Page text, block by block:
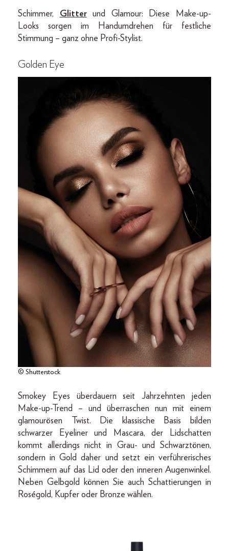
Schimmer, Glitterund Glamour: Diese Make-up-
Looks sorgen im Handumdrehen für festliche
Stimmung – ganz ohne Profi-Stylist.
Golden Eye
© Shutterstock
Smokey Eyes überdauern seit Jahrzehnten jeden
Make-up-Trend – und überraschen nun mit einem
glamourösen Twist. Die klassische Basis bilden
schwarzer Eyeliner und Mascara, der Lidschatten
kommt allerdings nicht in Grau- und Schwarztönen,
sondern in Gold daher und setzt ein verführerisches
Schimmern auf das Lid oder den inneren Augenwinkel.
Neben Gelbgold können Sie auch Schattierungen in
Roségold, Kupfer oder Bronze wählen.